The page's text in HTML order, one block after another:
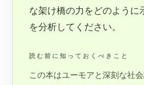
な架け橋の力をどのように
を分析してください。
読む前に知っておくべきこと
この本はユーモアと深刻な社